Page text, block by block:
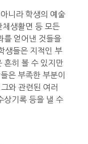
니라 학생의 예술
생활면 등 모든
를 얻어낸 것들을
생들은 지적인 부
흔히 볼 수 있지만
은 부족한 부분이
와 관련된 여러
상기록 등을 낼 수